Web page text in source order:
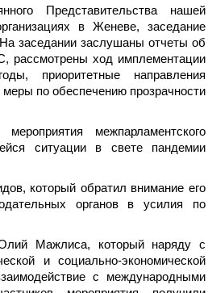
Представительства нашей
в Женеве, заседание
заседании заслушаны отчеты об
рассмотрены ход имплементации
приоритетные направления
по обеспечению прозрачности
межпарламентского
ситуации в свете пандемии
который обратил внимание его
органов в усилия по
Мажлиса, который наряду с
и социально-экономической
с международными